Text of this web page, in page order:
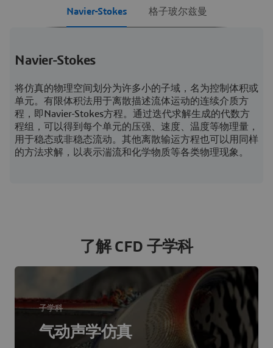
Navier-Stokes 格子玻尔兹曼
Navier-Stokes
将仿真的物理空间划分为许多小的子域，名为控制体积或
单元。有限体积法用于离散描述流体运动的连续介质方
程，即Navier-Stokes方程。通过迭代求解生成的代数方
程组，可以得到每个单元的压强、速度、温度等物理量，
用于稳态或非稳态流动。其他离散输运方程也可以用同样
的方法求解，以表示湍流和化学物质等各类物理现象。
了解 CFD 子学科
子学科
气动声学仿真